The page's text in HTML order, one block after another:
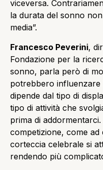
viceversa.
la durata del sonno
media”.
Francesco Peverini,
Fondazione per la
sonno, parla però di
potrebbero
dipende dal tipo di
tipo di attività che
prima di
competizione, come
corteccia celebrale si
rendendo più